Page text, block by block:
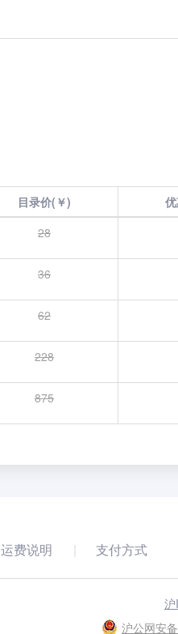
目录价(￥)
28
36
62
228
875
运费说明 支付方式
沪公网安